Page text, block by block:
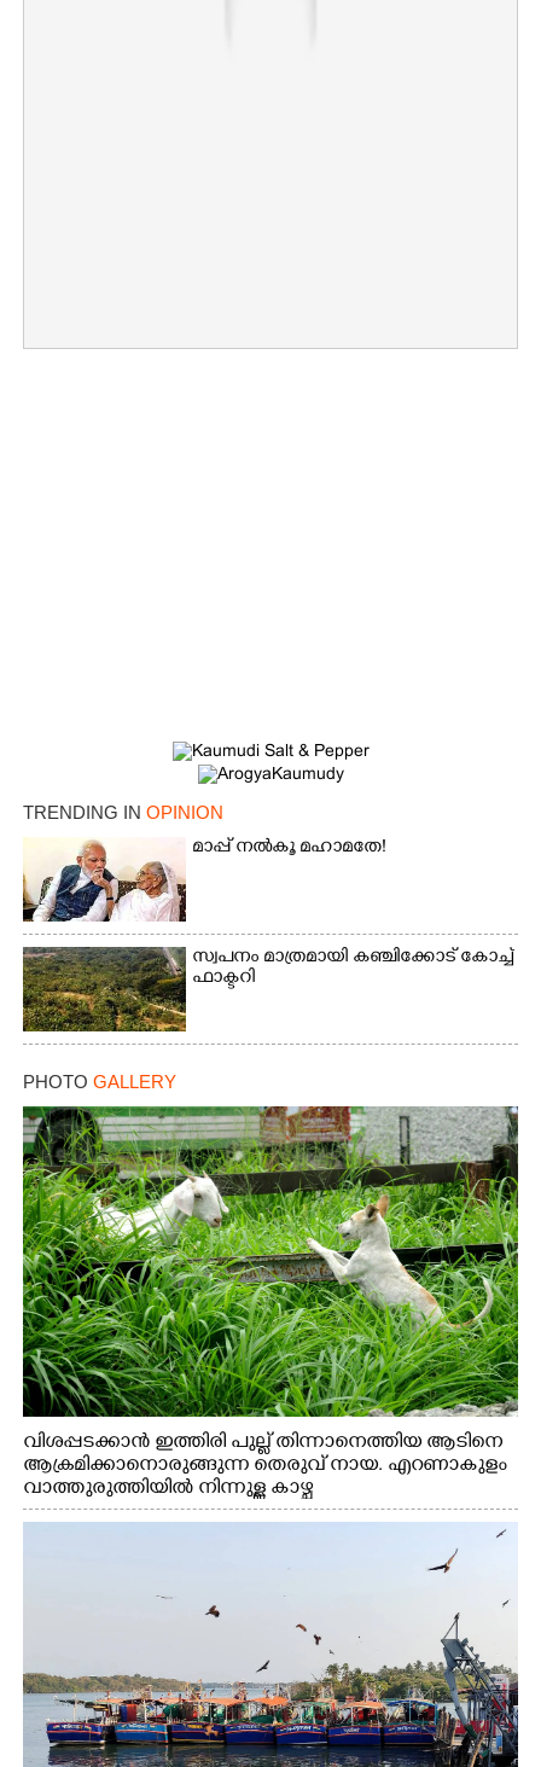
TRENDING IN OPINION
മാപ്പ് നൽകൂ മഹാമതേ!
സ്വപനം മാത്രമായി കഞ്ചിക്കോട് കോച്ച്
ഫാക്ടറി
PHOTO GALLERY
വിശപ്പടക്കാൻ ഇത്തിരി പുല്ല് തിന്നാനെത്തിയ ആടിനെ
ആക്രമിക്കാനൊരുങ്ങുന്ന തെരുവ് നായ. എറണാകുളം
വാത്തുരുത്തിയിൽ നിന്നുള്ള കാഴ്ച